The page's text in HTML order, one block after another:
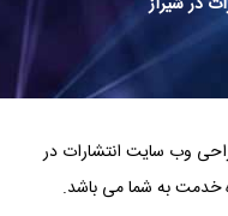
وب سایت انتشارات در
خدمت به شما می باشد.